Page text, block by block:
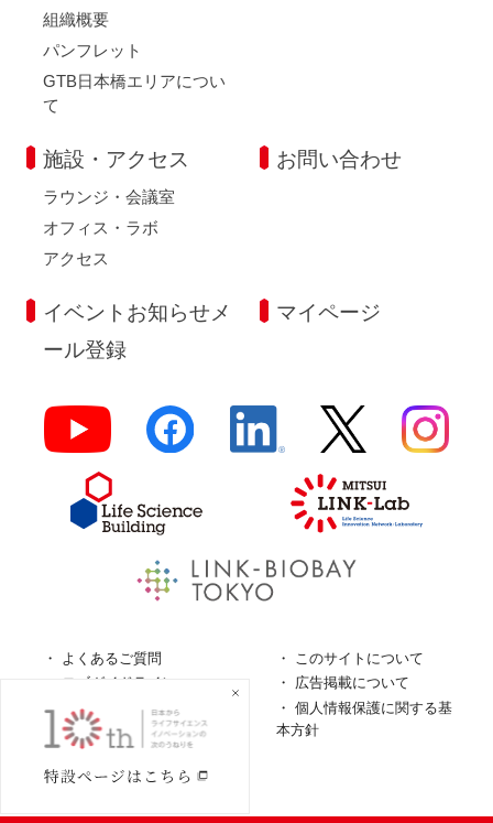
組織概要
パンフレット
GTB日本橋エリアについ
て
施設・アクセス
ラウンジ・会議室
オフィス・ラボ
アクセス
お問い合わせ
イベントお知らせメ
ール登録
マイページ
よくあるご質問
このサイトについて
ロゴガイドライン
広告掲載について
特定商取引法に基づく表
個人情報保護に関する基
本方針